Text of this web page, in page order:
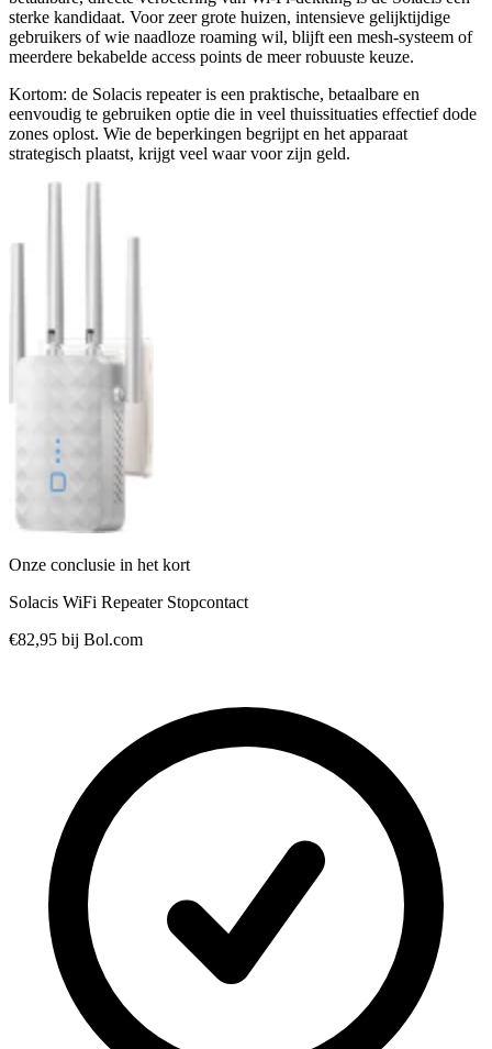
sterke kandidaat. Voor zeer grote huizen, intensieve gelijktijdige
gebruikers of wie naadloze roaming wil, blijft een mesh-systeem of
meerdere bekabelde access points de meer robuuste keuze.
Kortom: de Solacis repeater is een praktische, betaalbare en
eenvoudig te gebruiken optie die in veel thuissituaties effectief dode
zones oplost. Wie de beperkingen begrijpt en het apparaat
strategisch plaatst, krijgt veel waar voor zijn geld.
Onze conclusie in het kort
Solacis WiFi Repeater Stopcontact
€82,95 bij Bol.com